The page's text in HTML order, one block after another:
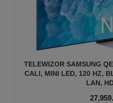
TELEWIZOR SAMSUNG
CALI, MINI LED, 120 HZ,
LAN,